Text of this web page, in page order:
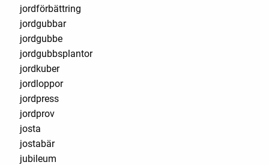
jordförbättring
jordgubbar
jordgubbe
jordgubbsplantor
jordkuber
jordloppor
jordpress
jordprov
josta
jostabär
jubileum